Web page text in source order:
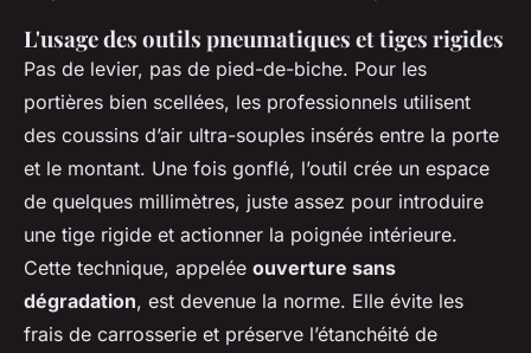
L'usage des outils pneumatiques et tiges rigides
Pas de levier, pas de pied-de-biche. Pour les
portières bien scellées, les professionnels utilisent
des coussins d’air ultra-souples insérés entre la porte
et le montant. Une fois gonflé, l’outil crée un espace
de quelques millimètres, juste assez pour introduire
une tige rigide et actionner la poignée intérieure.
Cette technique, appelée ouverture sans
dégradation, est devenue la norme. Elle évite les
frais de carrosserie et préserve l’étanchéité de